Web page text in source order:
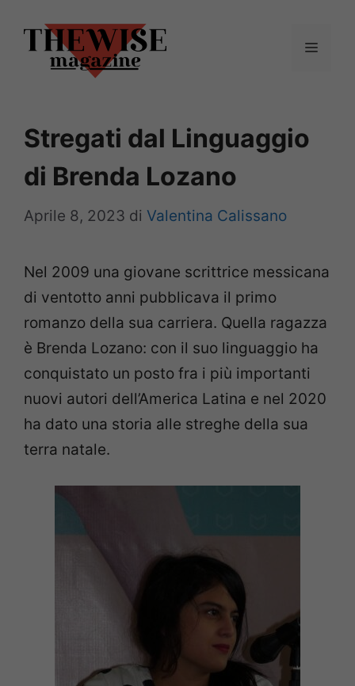
contenuto
Menu
Stregati dal Linguaggio
di Brenda Lozano
Aprile 8, 2023 di Valentina Calissano
Nel 2009 una giovane scrittrice messicana
di ventotto anni pubblicava il primo
romanzo della sua carriera. Quella ragazza
è Brenda Lozano: con il suo linguaggio ha
conquistato un posto fra i più importanti
nuovi autori dell’America Latina e nel 2020
ha dato una storia alle streghe della sua
terra natale.